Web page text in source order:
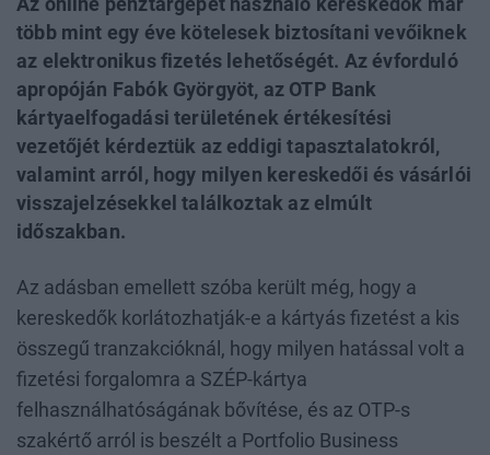
több mint egy éve kötelesek biztosítani vevőiknek
az elektronikus fizetés lehetőségét. Az évforduló
apropóján Fabók Györgyöt, az OTP Bank
kártyaelfogadási területének értékesítési
vezetőjét kérdeztük az eddigi tapasztalatokról,
valamint arról, hogy milyen kereskedői és vásárlói
visszajelzésekkel találkoztak az elmúlt
időszakban.
Az adásban emellett szóba került még, hogy a
kereskedők korlátozhatják-e a kártyás fizetést a kis
összegű tranzakcióknál, hogy milyen hatással volt a
fizetési forgalomra a SZÉP-kártya
felhasználhatóságának bővítése, és az OTP-s
szakértő arról is beszélt a Portfolio Business